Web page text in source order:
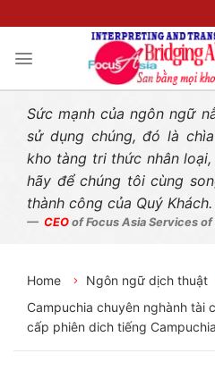
Sức mạnh của ngôn ngữ
sử dụng chúng, đó là
kho tàng tri thức nhân
hãy để chúng tôi cùng
thành công của Quý Khách.
CEO of Focus Asia Services
Home Ngôn ngữ dịch thuật
Campuchia chuyên nghành tài
cấp phiên dich tiếng Campuchia